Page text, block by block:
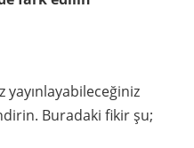
yayınlayabileceğiniz
Buradaki fikir şu;